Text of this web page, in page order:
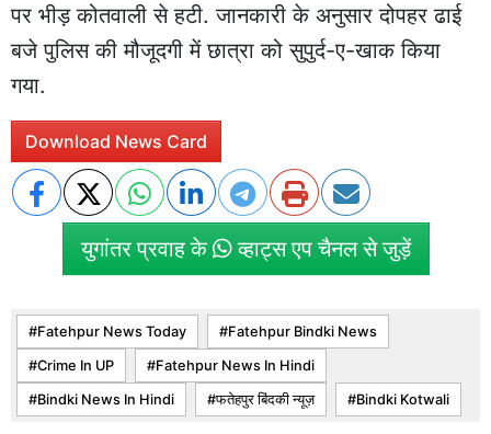
पर भीड़ कोतवाली से हटी. जानकारी के अनुसार दोपहर ढाई
बजे पुलिस की मौजूदगी में छात्रा को सुपुर्द-ए-खाक किया
गया.
Download News Card
युगांतर प्रवाह के व्हाट्स एप चैनल से जुड़ें
Fatehpur News Today Fatehpur Bindki News
Crime In UP Fatehpur News In Hindi
Bindki News In Hindi फतेहपुर बिंदकी न्यूज़ Bindki Kotwali